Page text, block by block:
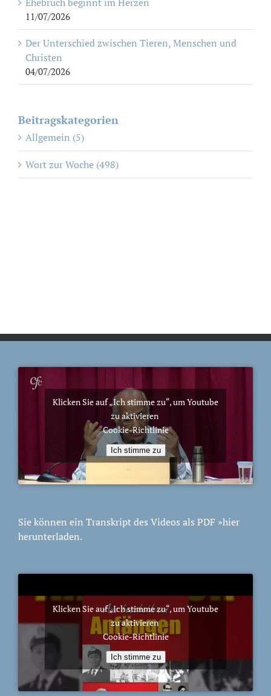
11/07/2026
Der Unterschied zwischen Tieren, Menschen und
Christen
04/07/2026
Beitragskategorien
Allgemein (5)
Wort zur Woche (498)
Klicken Sie auf „Ich stimme zu“, um Youtube
zu aktivieren
Cookie-Richtlinie
Ich stimme zu
Sie können ein Transkript des Videos als PDF »hier
herunterladen.
Klicken Sie auf „Ich stimme zu“, um Youtube
zu aktivieren
Cookie-Richtlinie
Ich stimme zu